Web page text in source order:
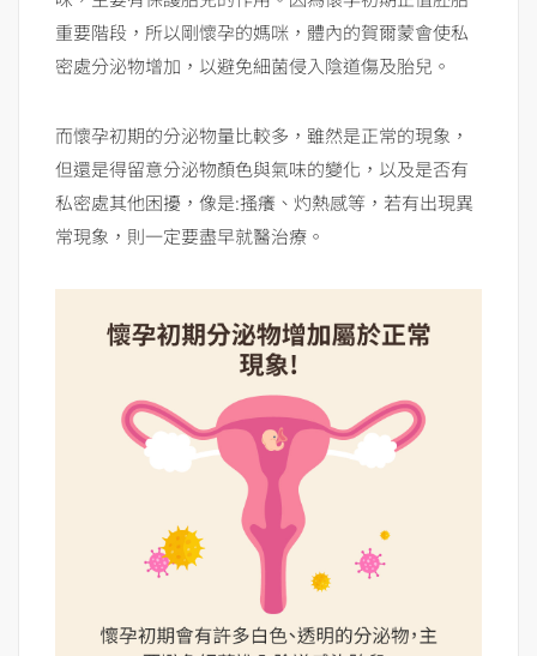
重要階段，所以剛懷孕的媽咪，體內的賀爾蒙會使私
密處分泌物增加，以避免細菌侵入陰道傷及胎兒。
而懷孕初期的分泌物量比較多，雖然是正常的現象，
但還是得留意分泌物顏色與氣味的變化，以及是否有
私密處其他困擾，像是:搔癢、灼熱感等，若有出現異
常現象，則一定要盡早就醫治療。